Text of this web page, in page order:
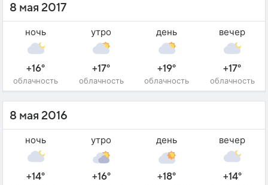
8 мая 2017
ночь
+16°
облачность
утро
+17°
облачность
день
+19°
облачность
вечер
+17°
облачность
8 мая 2016
ночь
+14°
утро
+16°
день
+18°
вечер
+14°